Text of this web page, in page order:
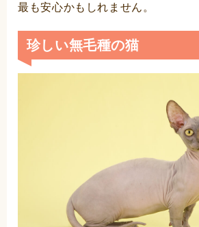
最も安心かもしれません。
珍しい無毛種の猫